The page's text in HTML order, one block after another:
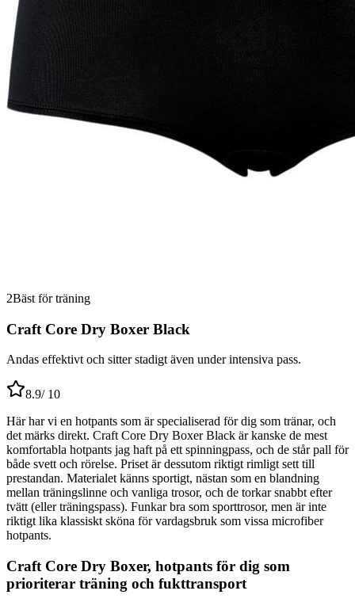
2Bäst för träning
Craft Core Dry Boxer Black
Andas effektivt och sitter stadigt även under intensiva pass.
8.9/ 10
Här har vi en hotpants som är specialiserad för dig som tränar, och
det märks direkt. Craft Core Dry Boxer Black är kanske de mest
komfortabla hotpants jag haft på ett spinningpass, och de står pall för
både svett och rörelse. Priset är dessutom riktigt rimligt sett till
prestandan. Materialet känns sportigt, nästan som en blandning
mellan träningslinne och vanliga trosor, och de torkar snabbt efter
tvätt (eller träningspass). Funkar bra som sporttrosor, men är inte
riktigt lika klassiskt sköna för vardagsbruk som vissa microfiber
hotpants.
Craft Core Dry Boxer, hotpants för dig som
prioriterar träning och fukttransport